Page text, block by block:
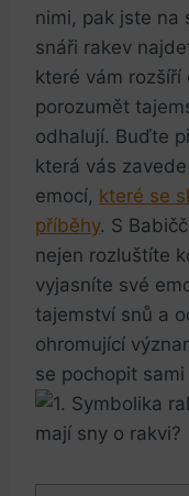
nimi, pak jste na
snáři rakev
které vám rozšíří
porozumět
odhalují. Buďte
která vás
‍emocí, které se​
příběhy. S
nejen rozluštíte
vyjasníte ‌své
tajemství snů a
ohromující
se ⁢pochopit